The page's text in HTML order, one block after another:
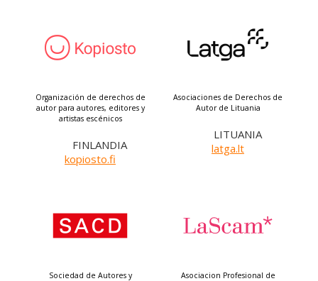
Organización de derechos de
autor para autores, editores y
artistas escénicos
FINLANDIA
kopiosto.fi
Asociaciones de Derechos de
Autor de Lituania
LITUANIA
latga.lt
Sociedad de Autores y Asociacion Profesional de